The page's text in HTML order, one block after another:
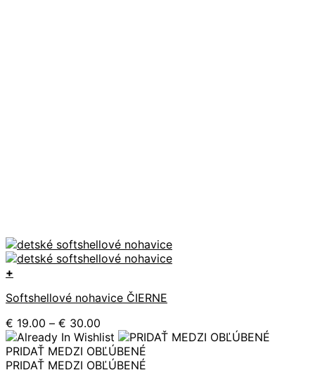
+
produkt
viacero
variantov.
Možnosti
si
Softshellové nohavice ČIERNE
€ 19.00 – € 30.00
range:
€ 19.00
through
PRIDAŤ MEDZI OBĽÚBENÉ
PRIDAŤ MEDZI OBĽÚBENÉ